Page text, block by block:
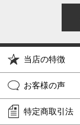
当店の特徴
お客様の声
特定商取引法